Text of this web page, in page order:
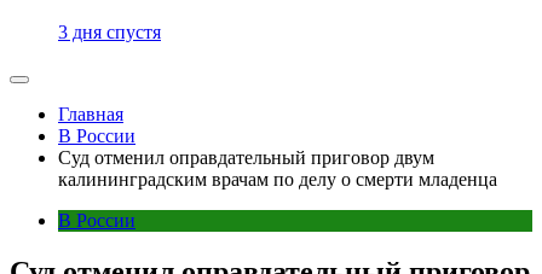
3 дня спустя
Главная
В России
Суд отменил оправдательный приговор двум
калининградским врачам по делу о смерти младенца
В России